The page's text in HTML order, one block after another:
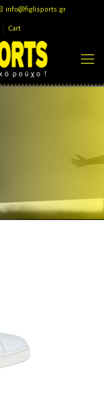
info@figlisports.gr
Cart